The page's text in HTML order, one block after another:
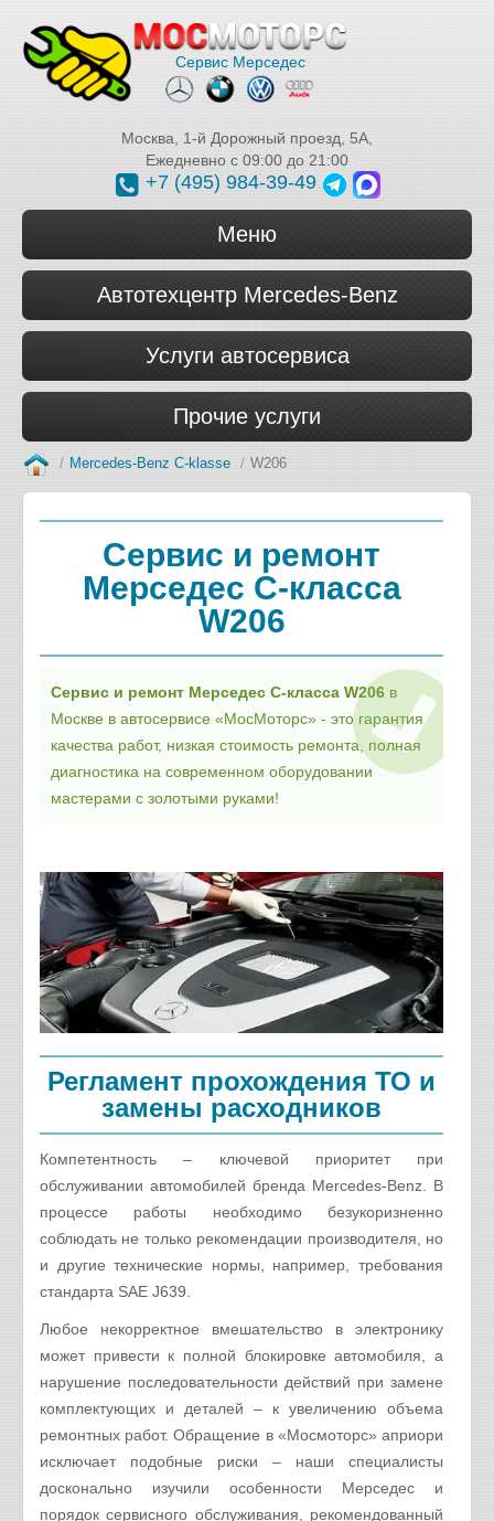
Сервис Мерседес
Москва 1-й Дорожный проезд, 5А
Ежедневно с 09:00 до 21:00
+7 (495) 984-39-49
Меню
Автотехцентр Mercedes-Benz
Услуги автосервиса
Прочие услуги
/ Mercedes-Benz C-klasse / W206
Сервис и ремонт
Мерседес C-класса
W206
Сервис и ремонт Мерседес C-класса W206 в
Москве в автосервисе «МосМоторс» - это гарантия
качества работ, низкая стоимость ремонта, полная
диагностика на современном оборудовании
мастерами с золотыми руками!
Регламент прохождения ТО и
замены расходников
Компетентность – ключевой приоритет при
обслуживании автомобилей бренда Mercedes-Benz. В
процессе работы необходимо безукоризненно
соблюдать не только рекомендации производителя, но
и другие технические нормы, например, требования
стандарта SAE J639.
Любое некорректное вмешательство в электронику
может привести к полной блокировке автомобиля, а
нарушение последовательности действий при замене
комплектующих и деталей – к увеличению объема
ремонтных работ. Обращение в «Мосмоторс» априори
исключает подобные риски – наши специалисты
досконально изучили особенности Мерседес и
порядок сервисного обслуживания, рекомендованный